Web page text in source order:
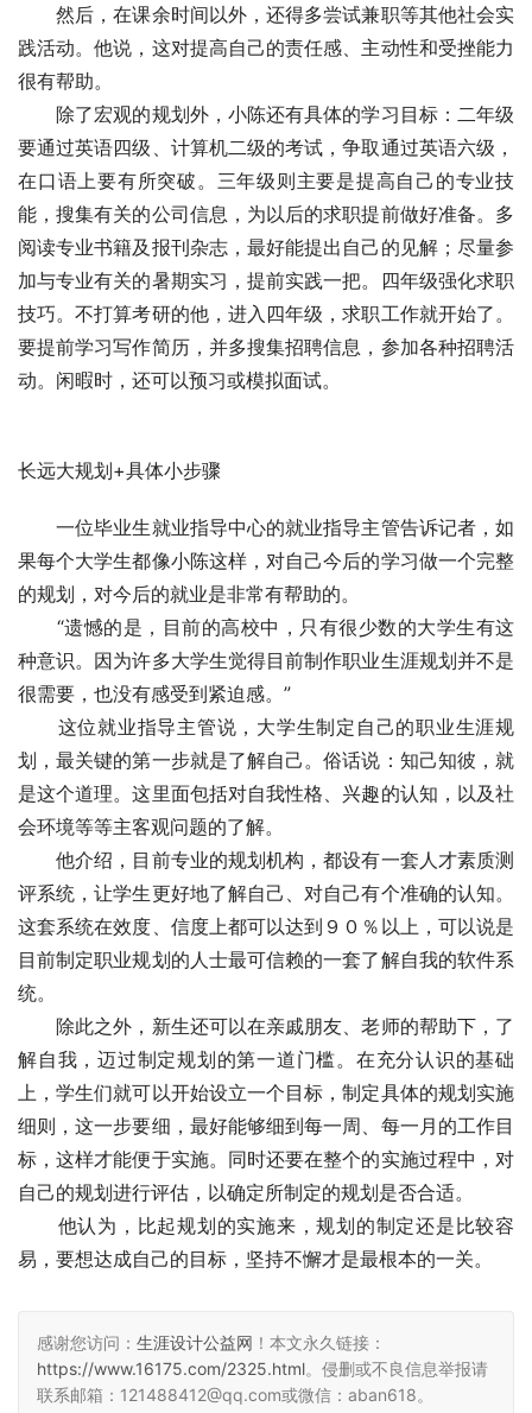
然后，在课余时间以外，还得多尝试兼职等其他社会实
践活动。他说，这对提高自己的责任感、主动性和受挫能力
很有帮助。
除了宏观的规划外，小陈还有具体的学习目标：二年级
要通过英语四级、计算机二级的考试，争取通过英语六级，
在口语上要有所突破。三年级则主要是提高自己的专业技
能，搜集有关的公司信息，为以后的求职提前做好准备。多
阅读专业书籍及报刊杂志，最好能提出自己的见解；尽量参
加与专业有关的暑期实习，提前实践一把。四年级强化求职
技巧。不打算考研的他，进入四年级，求职工作就开始了。
要提前学习写作简历，并多搜集招聘信息，参加各种招聘活
动。闲暇时，还可以预习或模拟面试。
长远大规划+具体小步骤
一位毕业生就业指导中心的就业指导主管告诉记者，如
果每个大学生都像小陈这样，对自己今后的学习做一个完整
的规划，对今后的就业是非常有帮助的。
“遗憾的是，目前的高校中，只有很少数的大学生有这
种意识。因为许多大学生觉得目前制作职业生涯规划并不是
很需要，也没有感受到紧迫感。”
这位就业指导主管说，大学生制定自己的职业生涯规
划，最关键的第一步就是了解自己。俗话说：知己知彼，就
是这个道理。这里面包括对自我性格、兴趣的认知，以及社
会环境等等主客观问题的了解。
他介绍，目前专业的规划机构，都设有一套人才素质测
评系统，让学生更好地了解自己、对自己有个准确的认知。
这套系统在效度、信度上都可以达到９０％以上，可以说是
目前制定职业规划的人士最可信赖的一套了解自我的软件系
统。
除此之外，新生还可以在亲戚朋友、老师的帮助下，了
解自我，迈过制定规划的第一道门槛。在充分认识的基础
上，学生们就可以开始设立一个目标，制定具体的规划实施
细则，这一步要细，最好能够细到每一周、每一月的工作目
标，这样才能便于实施。同时还要在整个的实施过程中，对
自己的规划进行评估，以确定所制定的规划是否合适。
他认为，比起规划的实施来，规划的制定还是比较容
易，要想达成自己的目标，坚持不懈才是最根本的一关。
感谢您访问： 生涯设计公益网 ！本文永久链接：
https://www.16175.com/2325.html。侵删或不良信息举报请
联系邮箱：121488412@qq.com或微信：aban618。